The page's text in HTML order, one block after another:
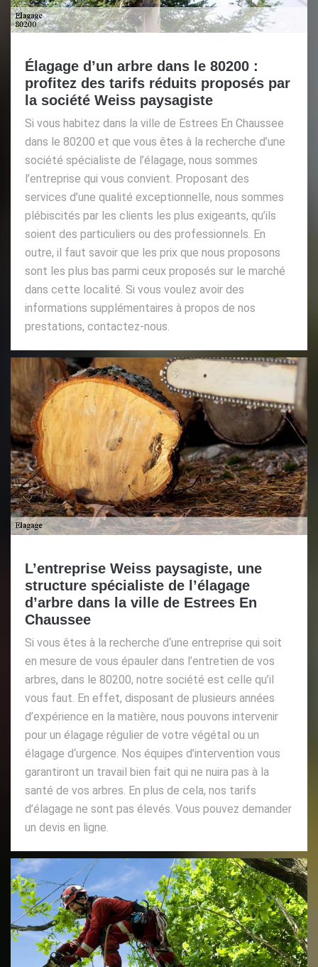
Élagage d’un arbre dans le 80200 :
profitez des tarifs réduits proposés par
la société Weiss paysagiste
Si vous habitez dans la ville de Estrees En Chaussee
dans le 80200 et que vous êtes à la recherche d’une
société spécialiste de l’élagage, nous sommes
l’entreprise qui vous convient. Proposant des
services d’une qualité exceptionnelle, nous sommes
plébiscités par les clients les plus exigeants, qu’ils
soient des particuliers ou des professionnels. En
outre, il faut savoir que les prix que nous proposons
sont les plus bas parmi ceux proposés sur le marché
dans cette localité. Si vous voulez avoir des
informations supplémentaires à propos de nos
prestations, contactez-nous.
L’entreprise Weiss paysagiste, une
structure spécialiste de l’élagage
d’arbre dans la ville de Estrees En
Chaussee
Si vous êtes à la recherche d‘une entreprise qui soit
en mesure de vous épauler dans l’entretien de vos
arbres, dans le 80200, notre société est celle qu’il
vous faut. En effet, disposant de plusieurs années
d’expérience en la matière, nous pouvons intervenir
pour un élagage régulier de votre végétal ou un
élagage d‘urgence. Nos équipes d’intervention vous
garantiront un travail bien fait qui ne nuira pas à la
santé de vos arbres. En plus de cela, nos tarifs
d’élagage ne sont pas élevés. Vous pouvez demander
un devis en ligne.